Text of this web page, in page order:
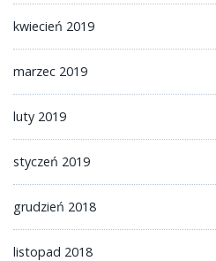
kwiecień 2019
marzec 2019
luty 2019
styczeń 2019
grudzień 2018
listopad 2018